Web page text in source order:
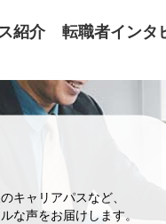
紹介 転職者インタ
キャリアパスなど、
な声をお届けします。